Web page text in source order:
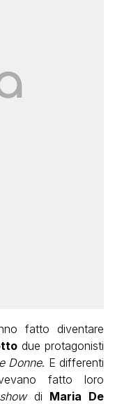
fatto diventare
due protagonisti
Donne. E differenti
fatto loro
di Maria De